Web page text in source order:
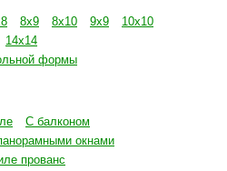
8х9 8х10 9х9
10х10
14х14
формы
С балконом
окнами
прованс